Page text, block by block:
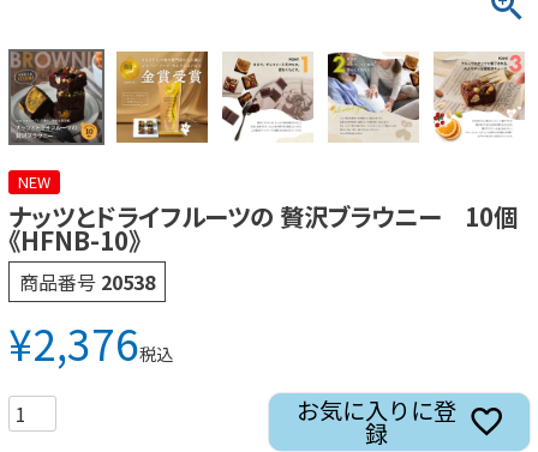
NEW
ナッツとドライフルーツの 贅沢ブラウニー 10個
《HFNB-10》
商品番号 20538
¥2,376税込
お気に入りに登
録